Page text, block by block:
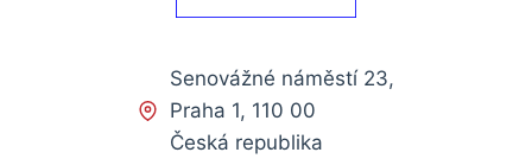
Senovážné náměstí 23,
Praha 1, 110 00
Česká republika